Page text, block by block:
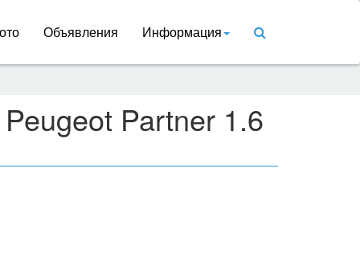
Объявления Информация
Peugeot Partner 1.6